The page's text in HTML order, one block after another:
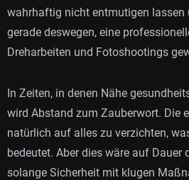
wahrhaftig nicht entmutigen lassen
gerade deswegen, eine
Dreharbeiten und Fotoshootings
In Zeiten, in denen Nähe
wird Abstand zum Zauberwort. Die
natürlich auf alles zu verzichten,
bedeutet. Aber dies wäre auf Dauer
solange Sicherheit mit klugen